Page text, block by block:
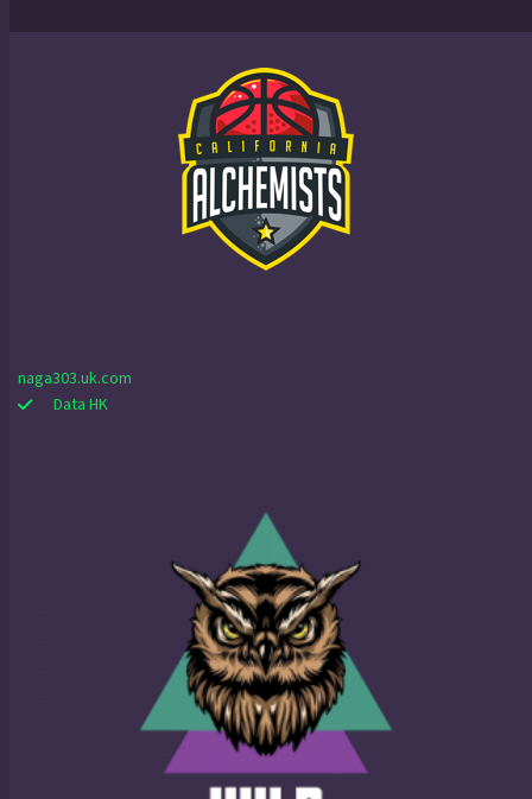
naga303.uk.com
Data HK